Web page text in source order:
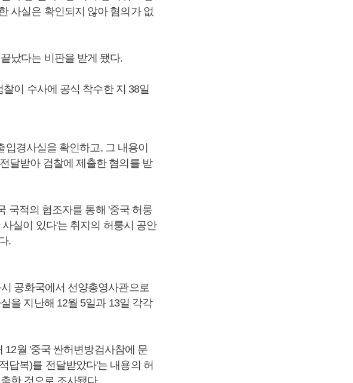
사실은 확인되지 않아 혐의가 없
났다는 비판을 받게 됐다.
이 수사에 공식 착수한 지 38일
경사실을 확인하고, 그 내용이
달받아 검찰에 제출한 혐의를 받
국적의 협조자를 통해 '중국 허룽
실이 있다'는 취지의 허룽시 공안
.
공화국에서 선양총영사관으로
을 지난해 12월 5일과 13일 각각
12월 '중국 싼허변방검사참에 문
답복)를 전달받았다'는 내용의 허
한 것으로 조사됐다.